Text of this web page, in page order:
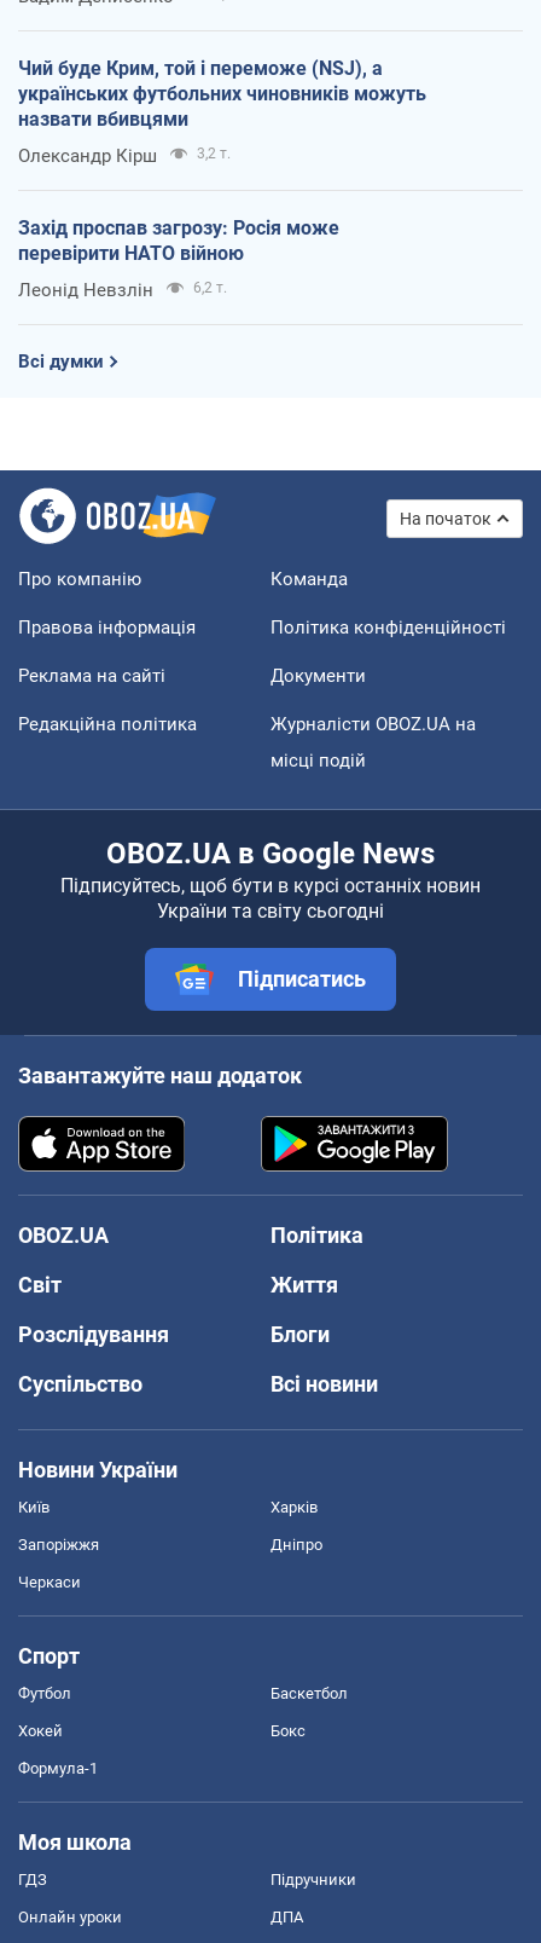
Чий буде Крим, той і переможе (NSJ), а
українських футбольних чиновників можуть
назвати вбивцями
Олександр Кірш 3,2 т.
Захід проспав загрозу: Росія може
перевірити НАТО війною
Леонід Невзлін 6,2 т.
Всі думки
На початок
Про компанію Команда
Правова інформація Політика конфіденційності
Реклама на сайті Документи
Редакційна політика
Журналісти OBOZ.UA на
місці подій
OBOZ.UA в Google News
Підписуйтесь, щоб бути в курсі останніх новин
України та світу сьогодні
Підписатись
Завантажуйте наш додаток
OBOZ.UA
Політика
Світ
Життя
Розслідування
Блоги
Суспільство
Всі новини
Новини України
Київ Харків
Запоріжжя Дніпро
Черкаси
Спорт
Футбол Баскетбол
Хокей Бокс
Формула-1
Моя школа
ГДЗ Підручники
Онлайн уроки ДПА